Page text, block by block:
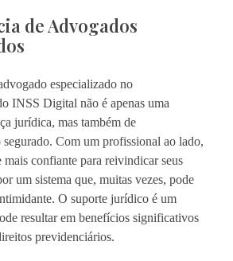
de Advogados
especializado no
INSS Digital não é apenas uma
jurídica, mas também de
segurado. Com um profissional ao lado,
mais confiante para reivindicar seus
um sistema que, muitas vezes, pode
O suporte jurídico é um
resultar em benefícios significativos
previdenciários.